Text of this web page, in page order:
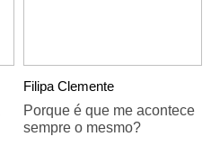
Filipa Clemente
Porque é que me acontece
sempre o mesmo?